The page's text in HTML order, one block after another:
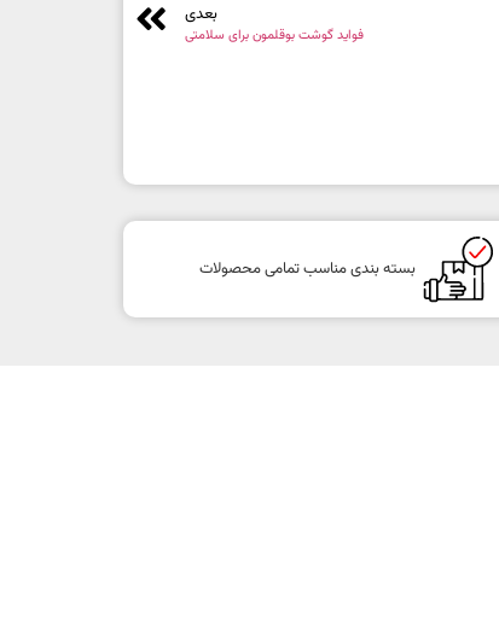
بعدی
فواید گوشت بوقلمون برای سلامتی
بسته بندی مناسب تمامی محصولات